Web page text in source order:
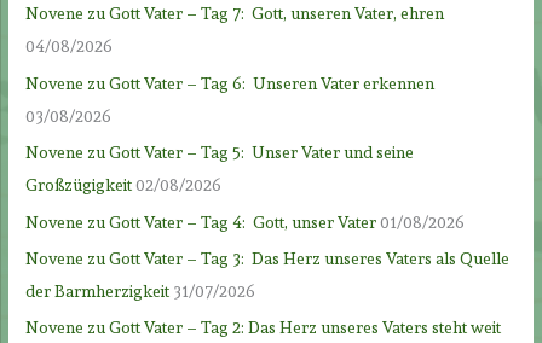
Novene zu Gott Vater – Tag 7: Gott, unseren Vater, ehren
04/08/2026
Novene zu Gott Vater – Tag 6: Unseren Vater erkennen
03/08/2026
Novene zu Gott Vater – Tag 5: Unser Vater und seine
Großzügigkeit02/08/2026
Novene zu Gott Vater – Tag 4: Gott, unser Vater01/08/2026
Novene zu Gott Vater – Tag 3: Das Herz unseres Vaters als Quelle
der Barmherzigkeit 31/07/2026
Novene zu Gott Vater – Tag 2: Das Herz unseres Vaters steht weit